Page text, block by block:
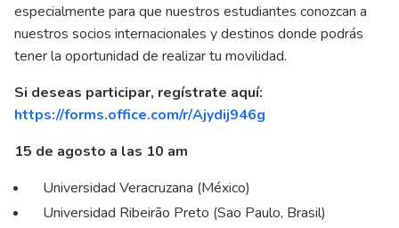
especialmente para que nuestros estudiantes conozcan a
nuestros socios internacionales y destinos donde podrás
tener la oportunidad de realizar tu movilidad.
Si deseas participar, regístrate aquí:
https://forms.office.com/r/Ajydij946g
15 de agosto a las 10 am
Universidad Veracruzana (México)
Universidad Ribeirão Preto (Sao Paulo, Brasil)